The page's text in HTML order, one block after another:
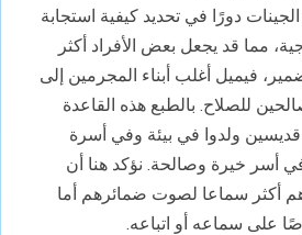
دورًا في تحديد كيفية استجابة
مما قد يجعل بعض الأفراد أكثر
فيميل أغلب أبناء المجرمين إلى
للصلاح. بالطبع هذه القاعدة
ولدوا في بيئة وفي أسرة
أسر خيرة وصالحة. نؤكد هنا أن
أكثر سماعا لصوت ضمائرهم أما
على سماعه أو اتباعه.